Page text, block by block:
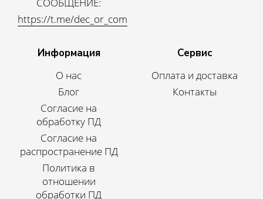
https://t.me/dec_or_com
Информация
О нас
Блог
Согласие на
обработку ПД
Согласие на
распространение ПД
Политика в
отношении
обработки ПД
Сервис
Оплата и доставка
Контакты